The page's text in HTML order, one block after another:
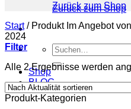
Zurück zum Shop
Suchen
nach:
Shop
BLOG
Zurück zum Shop
Start /Produkt Im Angebot
2024
Filter
Alle 2 Ergebnisse werden
Produkt-Kategorien